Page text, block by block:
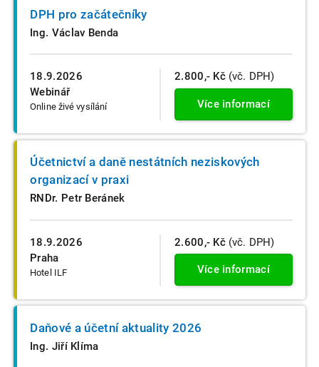
18.9.2026
Webinář
Online živé vysílání
DPH pro začátečníky
Ing. Václav Benda
2.800,- Kč (vč. DPH)
Více informací
18.9.2026
Praha
Hotel ILF
Účetnictví a daně nestátních neziskových
organizací v praxi
RNDr. Petr Beránek
2.600,- Kč (vč. DPH)
Více informací
Daňové a účetní aktuality 2026
Ing. Jiří Klíma